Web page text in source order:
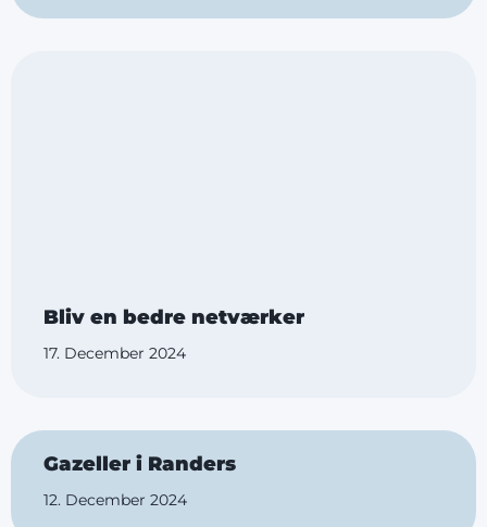
Bliv en bedre netværker
17. December 2024
Gazeller i Randers
12. December 2024